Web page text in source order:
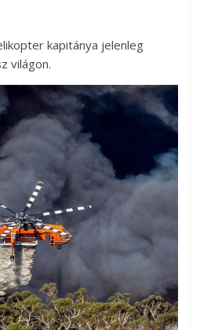
kapitánya jelenleg
világon.